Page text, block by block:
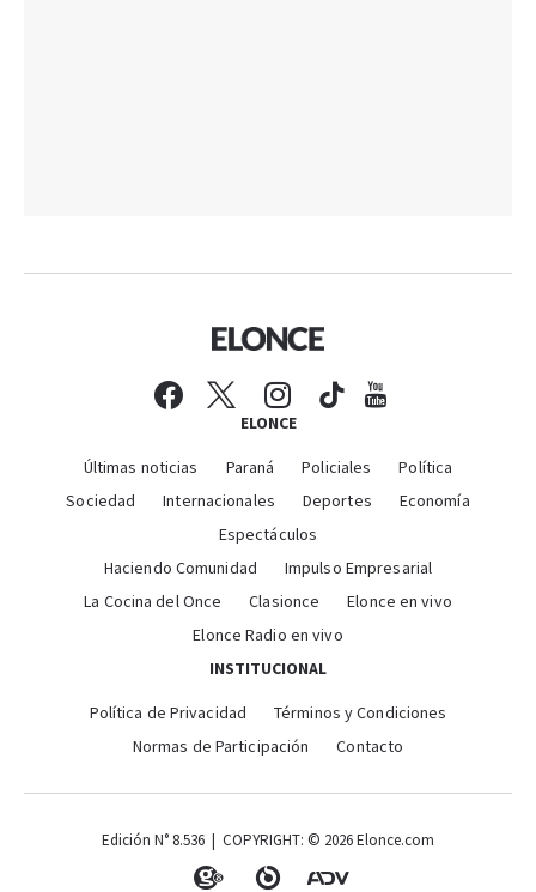
ELONCE
Últimas noticias Paraná Policiales
Política
Sociedad
Internacionales Deportes
Economía
Espectáculos
Haciendo Comunidad
Impulso Empresarial
La Cocina del Once
Clasionce
Elonce en vivo
Elonce Radio en vivo
INSTITUCIONAL
Política de Privacidad
Términos y Condiciones
Normas de Participación
Contacto
Edición N° 8.536 | COPYRIGHT: © 2026 Elonce.com